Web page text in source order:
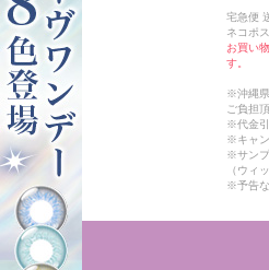
宅急便
ネコポ
お買い
す。
※沖縄
ご負担
※代金引
※キャン
※サンプ
（ウィ
※予告な